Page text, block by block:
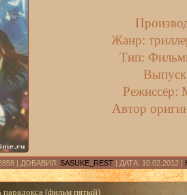
Жанр:
Тип:
Режиссёр:
Автор
| ДОБАВИЛ: SASUKE_REST | ДАТА: 10.02.2012 |
(фильм пятый)